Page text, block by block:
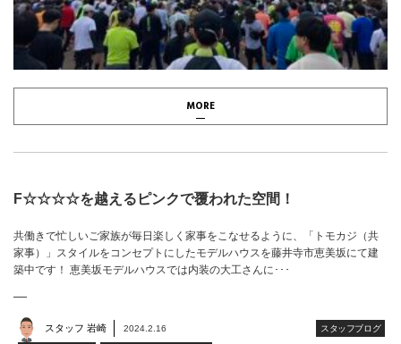
MORE
F☆☆☆☆を越えるピンクで覆われた空間！
共働きで忙しいご家族が毎日楽しく家事をこなせるように、「トモカジ（共
家事）」スタイルをコンセプトにしたモデルハウスを藤井寺市恵美坂にて建
築中です！ 恵美坂モデルハウスでは内装の大工さんに･･･
スタッフ 岩崎 2024.2.16 スタッフブログ